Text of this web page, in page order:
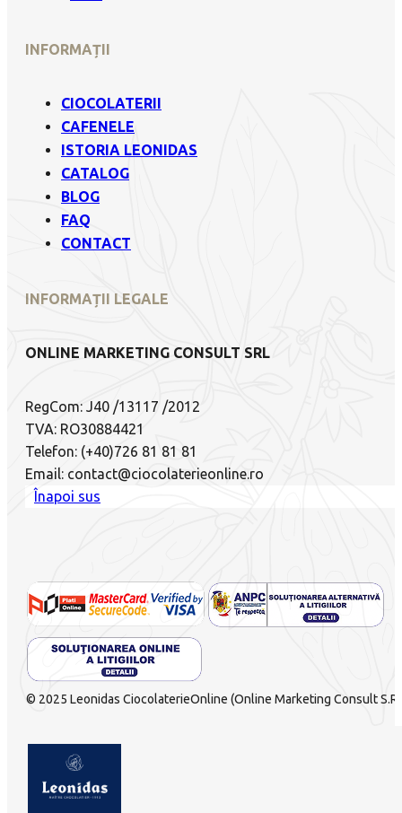
INFORMAȚII
CIOCOLATERII
CAFENELE
ISTORIA LEONIDAS
CATALOG
BLOG
FAQ
CONTACT
INFORMAȚII LEGALE
ONLINE MARKETING CONSULT SRL
RegCom: J40 /13117 /2012
TVA: RO30884421
Telefon: (+40)726 81 81 81
Email: contact@ciocolaterieonline.ro
Înapoi sus
© 2025 Leonidas CiocolaterieOnline (Online Marketing Consult